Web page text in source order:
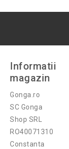
Informatii
magazin
Gonga.ro
SC Gonga
Shop SRL
RO40071310
Constanta